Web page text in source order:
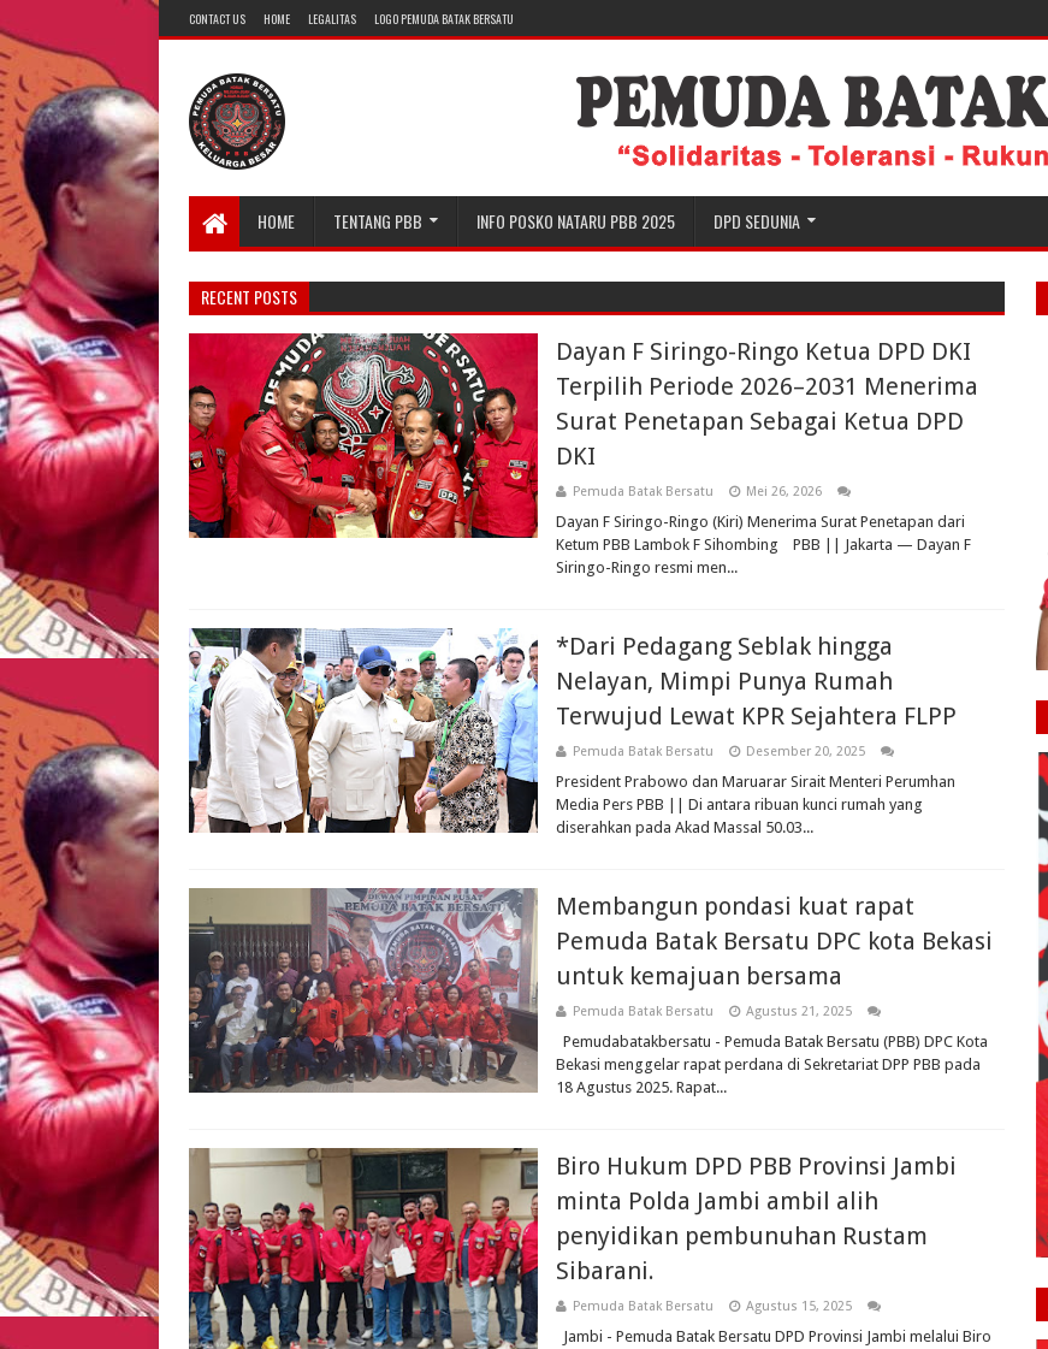
CONTACT US HOME LEGALITAS LOGO PEMUDA BATAK BERSATU
HOME TENTANG PBB INFO POSKO NATARU PBB 2025 DPD SEDUNIA
RECENT POSTS
Dayan F Siringo-Ringo Ketua DPD DKI
Terpilih Periode 2026–2031 Menerima
Surat Penetapan Sebagai Ketua DPD
DKI
Pemuda Batak Bersatu Mei 26, 2026
Dayan F Siringo-Ringo (Kiri) Menerima Surat Penetapan dari
Ketum PBB Lambok F Sihombing PBB || Jakarta — Dayan F
Siringo-Ringo resmi men...
*Dari Pedagang Seblak hingga
Nelayan, Mimpi Punya Rumah
Terwujud Lewat KPR Sejahtera FLPP
Pemuda Batak Bersatu Desember 20, 2025
President Prabowo dan Maruarar Sirait Menteri Perumhan
Media Pers PBB || Di antara ribuan kunci rumah yang
diserahkan pada Akad Massal 50.03...
Membangun pondasi kuat rapat
Pemuda Batak Bersatu DPC kota Bekasi
untuk kemajuan bersama
Pemuda Batak Bersatu Agustus 21, 2025
Pemudabatakbersatu - Pemuda Batak Bersatu (PBB) DPC Kota
Bekasi menggelar rapat perdana di Sekretariat DPP PBB pada
18 Agustus 2025. Rapat...
Biro Hukum DPD PBB Provinsi Jambi
minta Polda Jambi ambil alih
penyidikan pembunuhan Rustam
Sibarani.
Pemuda Batak Bersatu Agustus 15, 2025
Jambi - Pemuda Batak Bersatu DPD Provinsi Jambi melalui Biro